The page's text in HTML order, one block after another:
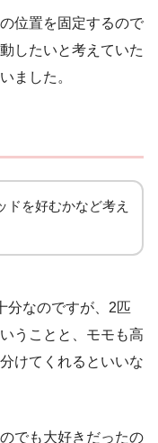
位置を固定するので
したいと考えていた
ました。
ドを好むかなど考え
分なのですが、2匹
うことと、モモも高
けてくれるといいな
でも大好きだったの